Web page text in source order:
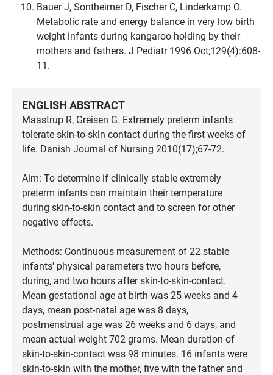
Bauer J, Sontheimer D, Fischer C, Linderkamp O.
Metabolic rate and energy balance in very low birth
weight infants during kangaroo holding by their
mothers and fathers. J Pediatr 1996 Oct;129(4):608-
11.
ENGLISH ABSTRACT
Maastrup R, Greisen G. Extremely preterm infants
tolerate skin-to-skin contact during the first weeks of
life. Danish Journal of Nursing 2010(17);67-72.
Aim: To determine if clinically stable extremely
preterm infants can maintain their temperature
during skin-to-skin contact and to screen for other
negative effects.
Methods: Continuous measurement of 22 stable
infants' physical parameters two hours before,
during, and two hours after skin-to-skin-contact.
Mean gestational age at birth was 25 weeks and 4
days, mean post-natal age was 8 days,
postmenstrual age was 26 weeks and 6 days, and
mean actual weight 702 grams. Mean duration of
skin-to-skin-contact was 98 minutes. 16 infants were
skin-to-skin with the mother, five with the father and